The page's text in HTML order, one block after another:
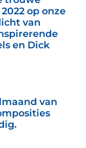
op onze
van
en Dick
van